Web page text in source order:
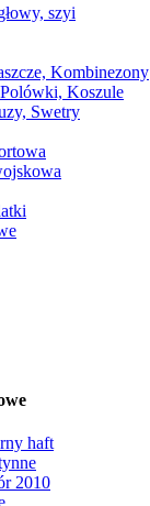
szyi
Kombinezony
Koszule
Swetry
haft
2010